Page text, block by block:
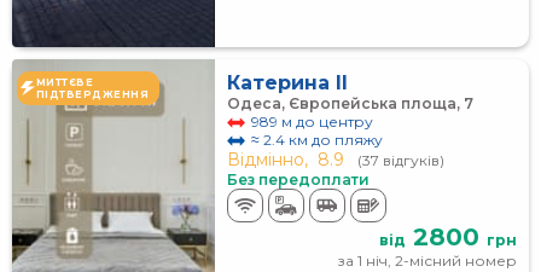
МИТТЄВЕ
ПІДТВЕРДЖЕННЯ
Катерина II
Одеса, Європейська площа, 7
989 м до центру
≈ 2.4 км до пляжу
Відмінно, 8.9
(37 відгуків)
Без передоплати
від 2800 грн
за 1 ніч, 2-місний номер